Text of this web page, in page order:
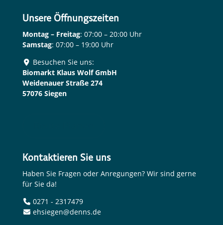
Unsere Öffnungszeiten
Montag – Freitag: 07:00 – 20:00 Uhr
Samstag: 07:00 – 19:00 Uhr
Besuchen Sie uns:
Biomarkt Klaus Wolf GmbH
Weidenauer Straße 274
57076 Siegen
Kontaktieren Sie uns
Haben Sie Fragen oder Anregungen? Wir sind gerne
für Sie da!
0271 - 2317479
ehsiegen@denns.de